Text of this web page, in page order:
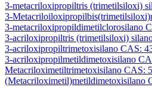
3-metacriloxipropiltris (trimetilsiloxi)
3-
3-metacriloxipropildimetilclorosilano
3-acriloxipropiltris (trimetilsiloxi)
3-acriloxipropiltrimetoxisilano CAS:
3-acriloxipropilmetildimetoxisilano
Metacriloximetiltrimetoxisilano CAS:
(Metacriloximetil)metildimetoxisilano